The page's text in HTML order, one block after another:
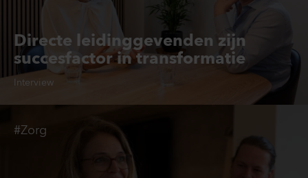
Directe leidinggevenden zijn
succesfactor in transformatie
Interview
#Zorg